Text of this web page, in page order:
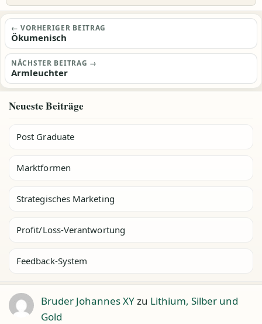
Beitragsnavigation
← VORHERIGER BEITRAG
Ökumenisch
NÄCHSTER BEITRAG →
Armleuchter
Neueste Beiträge
Post Graduate
Marktformen
Strategisches Marketing
Profit/Loss-Verantwortung
Feedback-System
Bruder Johannes XYzu Lithium, Silber und
Gold